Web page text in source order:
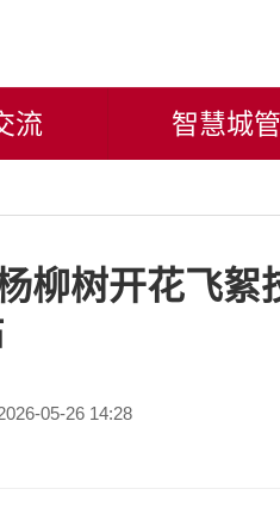
流 智慧城管
柳树开花飞絮
05-26 14:28